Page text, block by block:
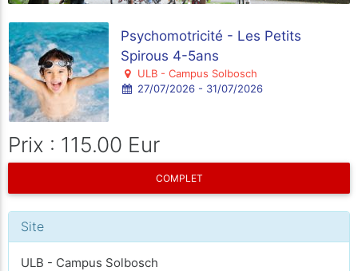
Psychomotricité - Les Petits
Spirous 4-5ans
ULB - Campus Solbosch
27/07/2026 - 31/07/2026
Prix : 115.00 Eur
COMPLET
Site
ULB - Campus Solbosch